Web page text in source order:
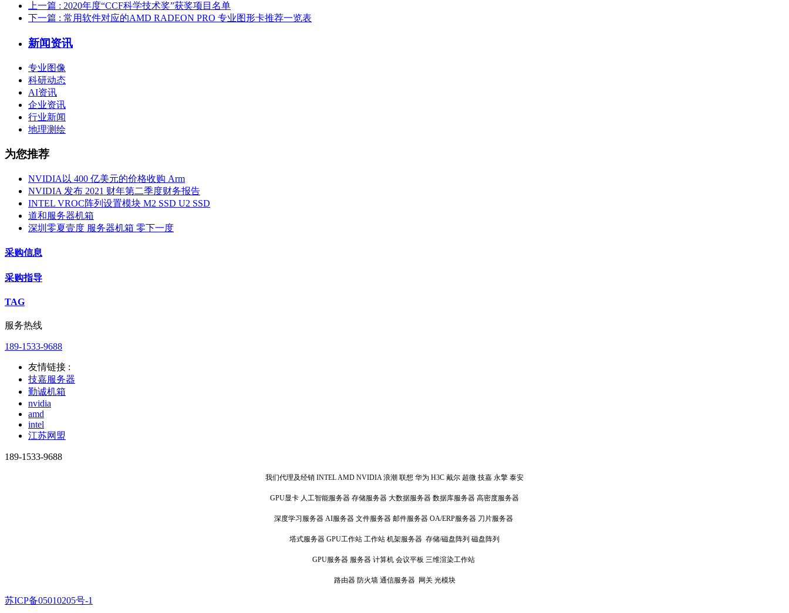
上一篇 : 2020年度“CCF科学技术奖”获奖项目名单
下一篇 : 常用软件对应的AMD RADEON PRO 专业图形卡推荐一览表
新闻资讯
专业图像
科研动态
AI资讯
企业资讯
行业新闻
地理测绘
为您推荐
NVIDIA以 400 亿美元的价格收购 Arm
NVIDIA 发布 2021 财年第二季度财务报告
INTEL VROC阵列设置模块 M2 SSD U2 SSD
道和服务器机箱
深圳零夏壹度 服务器机箱 零下一度
采购信息
采购指导
TAG
服务热线
189-1533-9688
友情链接 :
技嘉服务器
勤诚机箱
nvidia
amd
intel
江苏网盟
189-1533-9688
我们代理及经销 INTEL AMD NVIDIA 浪潮 联想 华为 H3C 戴尔 超微 技嘉 永擎 泰安
GPU显卡 人工智能服务器 存储服务器 大数据服务器 数据库服务器 高密度服务器
深度学习服务器 AI服务器 文件服务器 邮件服务器 OA/ERP服务器 刀片服务器
塔式服务器 GPU工作站 工作站 机架服务器 存储/磁盘阵列 磁盘阵列
GPU服务器 服务器 计算机 会议平板 三维渲染工作站
路由器 防火墙 通信服务器 网关 光模块
苏ICP备05010205号-1